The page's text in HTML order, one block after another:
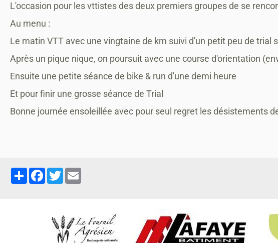
L'occasion pour les vttistes des deux premiers groupes de se
Au menu :
Le matin VTT avec une vingtaine de km suivi d'un petit peu de trial
Après un pique nique, on poursuit avec une course d'orientation
Ensuite une petite séance de bike & run d'une demi heure
Et pour finir une grosse séance de Trial
Bonne journée ensoleillée avec pour seul regret les désistements
PartagerFacebook
Twitter